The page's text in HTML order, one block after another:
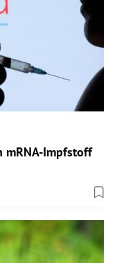
mRNA-Impfstoff